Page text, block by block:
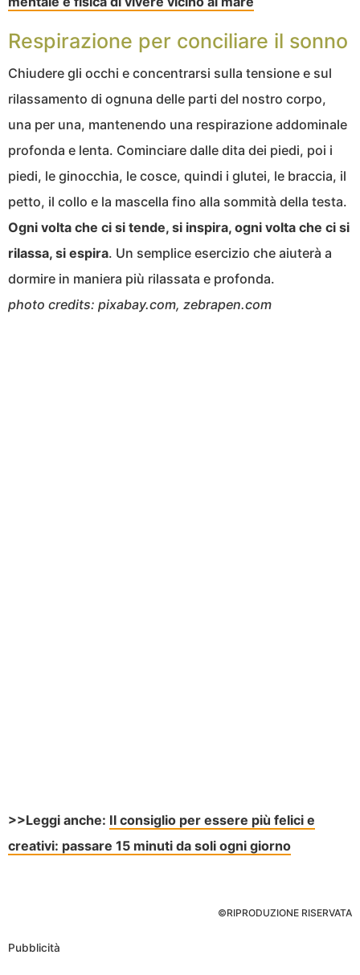
Respirazione per conciliare il sonno
Chiudere gli occhi e concentrarsi sulla tensione e sul
rilassamento di ognuna delle parti del nostro corpo,
una per una, mantenendo una respirazione addominale
profonda e lenta. Cominciare dalle dita dei piedi, poi i
piedi, le ginocchia, le cosce, quindi i glutei, le braccia, il
petto, il collo e la mascella fino alla sommità della testa.
Ogni volta che ci si tende, si inspira, ogni volta che ci si
rilassa, si espira. Un semplice esercizio che aiuterà a
dormire in maniera più rilassata e profonda.
photo credits: pixabay.com, zebrapen.com
>>Leggi anche: Il consiglio per essere più felici e
creativi: passare 15 minuti da soli ogni giorno
©RIPRODUZIONE RISERVATA
Pubblicità